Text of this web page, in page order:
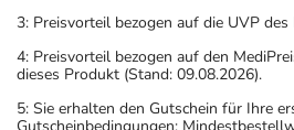
3: Preisvorteil bezogen auf die UVP
4: Preisvorteil bezogen auf den
dieses Produkt (Stand: 09.08.2026).
5: Sie erhalten den Gutschein für Ihre